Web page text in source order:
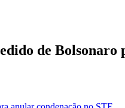
de Bolsonaro